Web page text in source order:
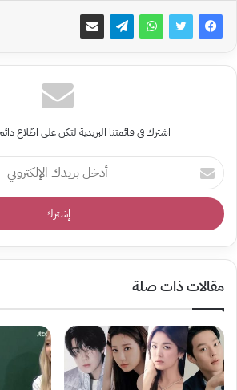
اشترك في قائمتنا البريدية لتكن على اطّلاع
أدخل
بريدك
الإلكتروني
مقالات ذات صلة